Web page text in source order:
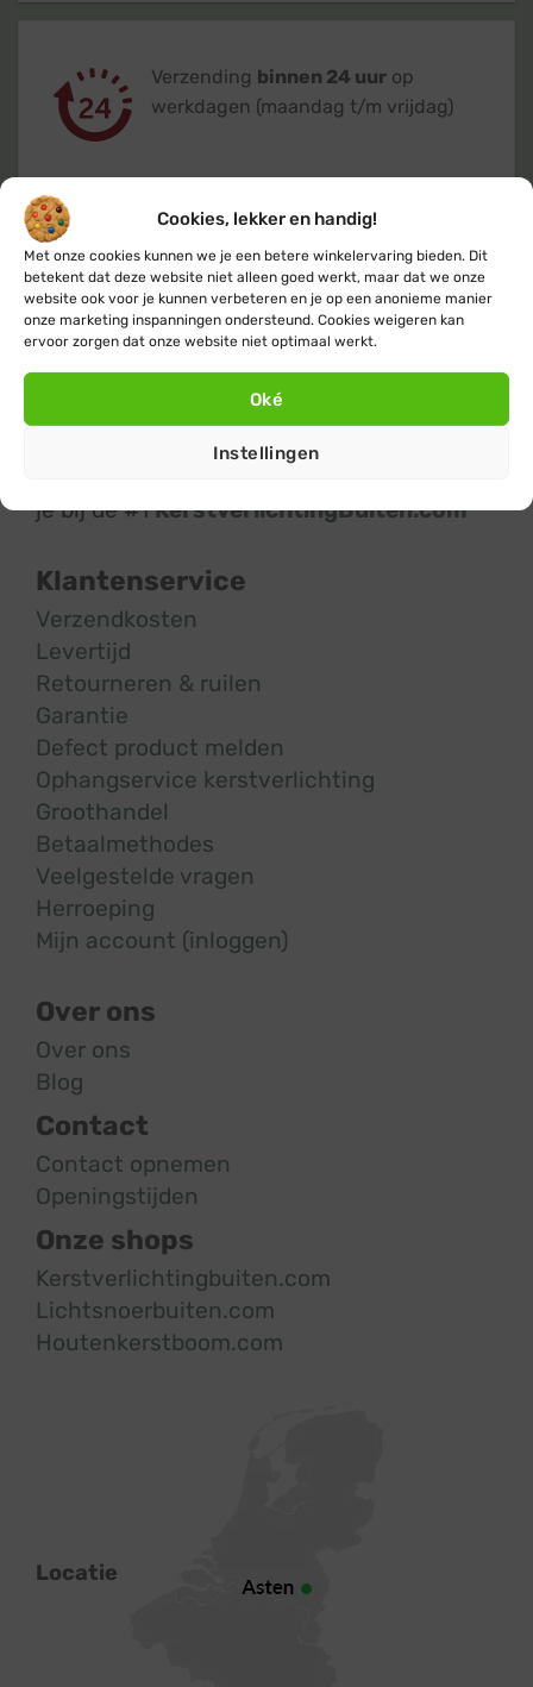
Cookies, lekker en handig!
Met onze cookies kunnen we je een betere winkelervaring bieden. Dit
betekent dat deze website niet alleen goed werkt, maar dat we onze
website ook voor je kunnen verbeteren en je op een anonieme manier
onze marketing inspanningen ondersteund. Cookies weigeren kan
ervoor zorgen dat onze website niet optimaal werkt.
Oké
Instellingen
Verzending binnen 24 uur op
werkdagen (maandag t/m vrijdag)
Klanten geven ons een 9,4 op basis van
+14.800 beoordelingen
je bij de #1KerstverlichtingBuiten.com
Klantenservice
Verzendkosten
Levertijd
Retourneren & ruilen
Garantie
Defect product melden
Ophangservice kerstverlichting
Groothandel
Betaalmethodes
Veelgestelde vragen
Herroeping
Mijn account (inloggen)
Over ons
Over ons
Blog
Contact
Contact opnemen
Openingstijden
Onze shops
Kerstverlichtingbuiten.com
Lichtsnoerbuiten.com
Houtenkerstboom.com
Locatie